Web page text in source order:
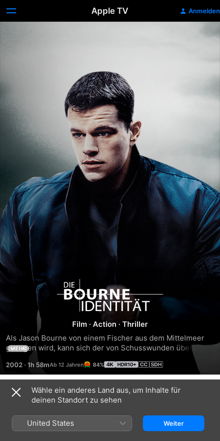
Apple TV Anmelden
Die
Bourne
Identität
Film · Action · Thriller
Als Jason Bourne von einem Fischer aus dem Mittelmeer
gezogen wird, kann sich der von Schusswunden übersäte
Mann an nichts mehr erinnern. Auf der Suche nach seiner
wahren Identität muss Bourne feststellen, dass er für die
CIA gearbeitet hat. Doch sein ehemaliger Arbeitgeber hat
bereits Killer auf ihn angesetzt. Nur mit Hilfe der jungen
Deutschen Marie gelingt Bourne die Flucht nach Paris.
MEHR
2002 · 1h 58m 84%
Trailer
Wähle ein anderes Land aus, um Inhalte für
deinen Standort zu sehen
United States Weiter